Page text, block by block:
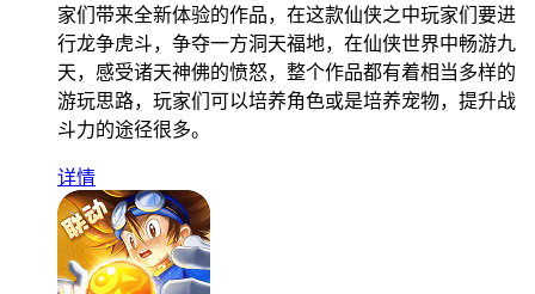
家们带来全新体验的作品，在这款仙侠之中玩家们要进
行龙争虎斗，争夺一方洞天福地，在仙侠世界中畅游九
天，感受诸天神佛的愤怒，整个作品都有着相当多样的
游玩思路，玩家们可以培养角色或是培养宠物，提升战
斗力的途径很多。
详情